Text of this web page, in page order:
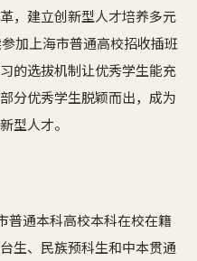
，建立创新型人才培养多元
加上海市普通高校招收插班
的选拔机制让优秀学生能充
分优秀学生脱颖而出，成为
型人才。
普通本科高校本科在校在籍
生、民族预科生和中本贯通